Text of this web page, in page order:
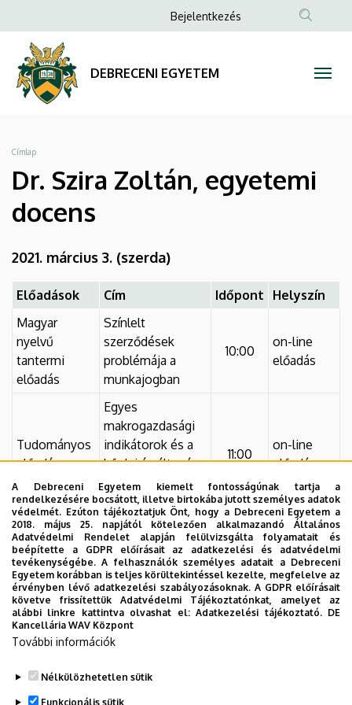
Szira
Zoltán,
egyetemi
docens
DEBRECENI
a
tartalomra
Anonim
menüje
Bejelentkezés
DEBRECENI EGYETEM
Morzsa
Címlap
Dr. Szira Zoltán, egyetemi
docens
2021. március 3. (szerda)
Előadások Cím Időpont
Helyszín
Magyar
nyelvű
tantermi
előadás
Színlelt
szerződések
problémája a
munkajogban
10:00
on-line
előadás
Tudományos
előadás
Egyes
makrogazdasági
indikátorok és a
kőolaj árváltozása
közötti kapcsolat
elemzése
11:00
on-line
előadás
Angol nyelvű
tantermi
előadás
Analysing the
relationship
between certain
macroeconomic
indicators and oil
price change
11:00
on-line
előadás
A Debreceni Egyetem kiemelt fontosságúnak tartja a
rendelkezésére bocsátott, illetve birtokába jutott személyes adatok
védelmét. Ezúton tájékoztatjuk Önt, hogy a Debreceni Egyetem a
2018. május 25. napjától kötelezően alkalmazandó Általános
Adatvédelmi Rendelet alapján felülvizsgálta folyamatait és
beépítette a GDPR előírásait az adatkezelési és adatvédelmi
tevékenységébe. A felhasználók személyes adatait a Debreceni
Egyetem korábban is teljes körültekintéssel kezelte, megfelelve az
érvényben lévő adatkezelési szabályozásoknak. A GDPR előírásait
követve frissítettük Adatvédelmi Tájékoztatónkat, amelyet az
alábbi linkre kattintva olvashat el:Adatkezelési tájékoztató. DE
Kancellária WAV Központ
További információk
Nélkülözhetetlen sütik
Funkcionális sütik